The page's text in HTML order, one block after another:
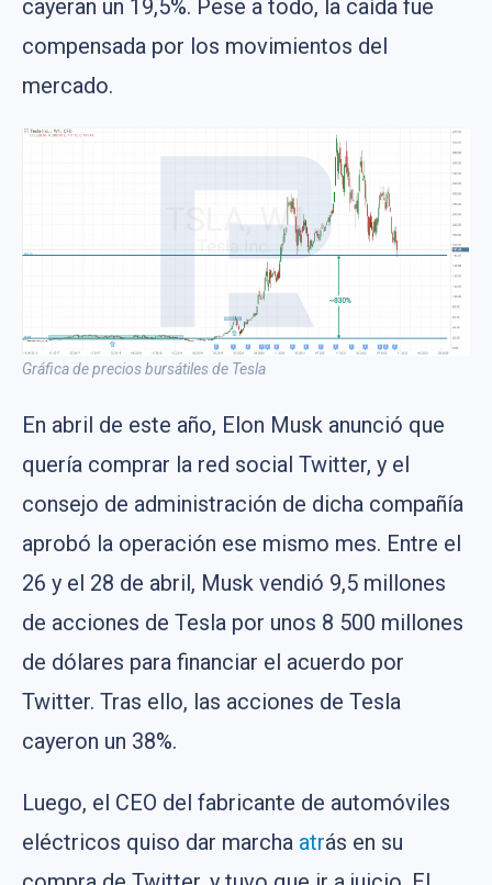
cayeran un 19,5%. Pese a todo, la caída fue
compensada por los movimientos del
mercado.
Gráfica de precios bursátiles de Tesla
En abril de este año, Elon Musk anunció que
quería comprar la red social Twitter, y el
consejo de administración de dicha compañía
aprobó la operación ese mismo mes. Entre el
26 y el 28 de abril, Musk vendió 9,5 millones
de acciones de Tesla por unos 8 500 millones
de dólares para financiar el acuerdo por
Twitter. Tras ello, las acciones de Tesla
cayeron un 38%.
Luego, el CEO del fabricante de automóviles
eléctricos quiso dar marcha atrás en su